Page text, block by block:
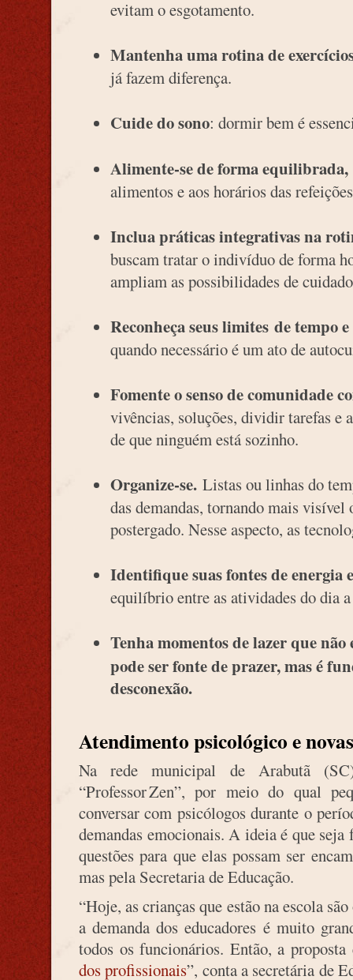
evitam o esgotamento.
Mantenha uma rotina de
já fazem diferença.
Cuide do sono: dormir bem é
Alimente-se de forma equilibrada,
alimentos e aos horários das
Inclua práticas integrativas na
buscam tratar o indivíduo de forma
ampliam as possibilidades de
Reconheça seus limites de tempo
quando necessário é um ato de
Fomente o senso de comunidade
vivências, soluções, dividir tarefas e
de que ninguém está sozinho.
Organize-se. Listas ou linhas do
das demandas, tornando mais
postergado. Nesse aspecto, as
Identifique suas fontes de energia
equilíbrio entre as atividades do dia
Tenha momentos de lazer que
pode ser fonte de prazer, mas é
desconexão.
Atendimento psicológico e
Na rede municipal de Arabutã
“Professor Zen”, por meio do qual
conversar com psicólogos durante o
demandas emocionais. A ideia é que
questões para que elas possam ser
mas pela Secretaria de Educação.
“Hoje, as crianças que estão na escola
a demanda dos educadores é muito
todos os funcionários. Então, a
dos profissionais”, conta a secretária de